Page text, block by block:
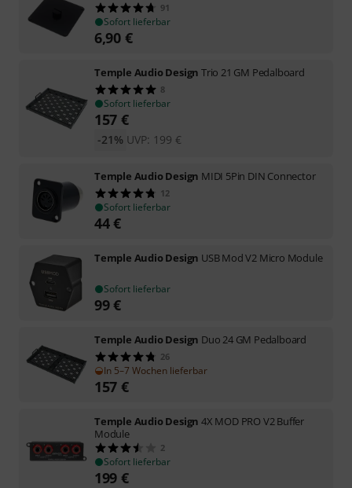
91
Sofort lieferbar
6,90 €
Temple Audio Design Trio 21 GM Pedalboard
8
Sofort lieferbar
157 €
UVP: 199 €
-21%
Temple Audio Design MIDI 5Pin DIN Connector
12
Sofort lieferbar
44€
Temple Audio Design USB Mod V2 Micro Module
Sofort lieferbar
99€
Temple Audio Design Duo 24 GM Pedalboard
26
In 5–7 Wochen lieferbar
157 €
Temple Audio Design 4X MOD PRO V2 Buffer
Module
2
Sofort lieferbar
199 €